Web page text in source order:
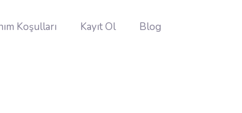
Koşulları Kayıt Ol Blog